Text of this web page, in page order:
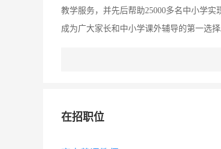
教学服务，并先后帮助25000多名中小学
成为广大家长和中小学课外辅导的第一选择
在招职位